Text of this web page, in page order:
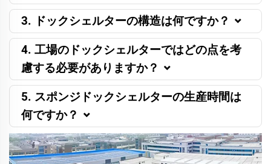
3. ドックシェルターの構造は何ですか？
4. 工場のドックシェルターではどの点を考
慮する必要がありますか？
5. スポンジドックシェルターの生産時間は
何ですか？